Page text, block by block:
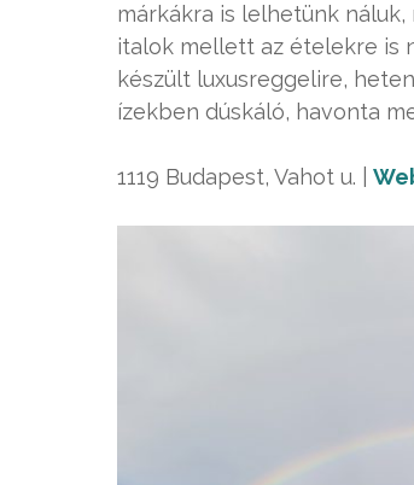
márkákra is lelhetünk náluk,
italok mellett az ételekre is
készült luxusreggelire,
ízekben dúskáló, havonta
1119 Budapest, Vahot u. |